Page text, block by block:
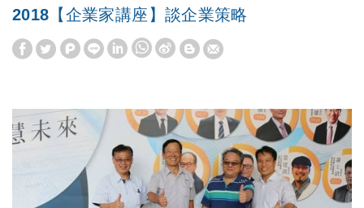
2018【企業家講座】談企業策略
a
t
s
A
n
a
W
e